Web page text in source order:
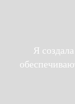
Я